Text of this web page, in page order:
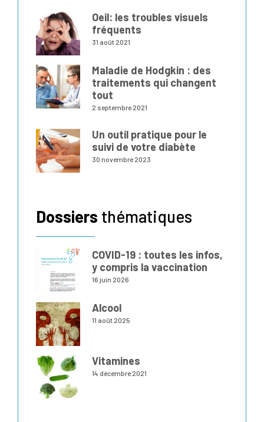
Oeil: les troubles visuels
fréquents
31 août 2021
Maladie de Hodgkin : des
traitements qui changent
tout
2 septembre 2021
Un outil pratique pour le
suivi de votre diabète
30 novembre 2023
Dossiers thématiques
COVID-19 : toutes les infos,
y compris la vaccination
16 juin 2026
Alcool
11 août 2025
Vitamines
14 décembre 2021